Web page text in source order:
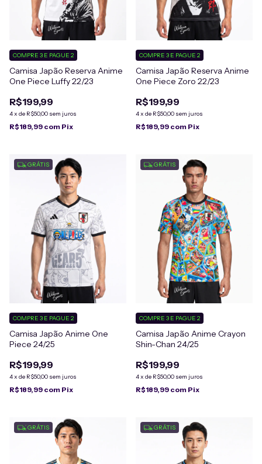
Camisa Japão Reserva Anime
One Piece Luffy 22/23
R$199,99
4x de R$50,00 sem juros
COMPRE 3 E PAGUE 2
R$189,99 com Pix
Camisa Japão Reserva Anime
One Piece Zoro 22/23
R$199,99
4x de R$50,00 sem juros
COMPRE 3 E PAGUE 2
R$189,99 com Pix
GRÁTIS
Camisa Japão Anime One
Piece 24/25
R$199,99
4x de R$50,00 sem juros
COMPRE 3 E PAGUE 2
R$189,99 com Pix
GRÁTIS
Camisa Japão Anime Crayon
Shin-Chan 24/25
R$199,99
4x de R$50,00 sem juros
COMPRE 3 E PAGUE 2
R$189,99 com Pix
GRÁTIS GRÁTIS